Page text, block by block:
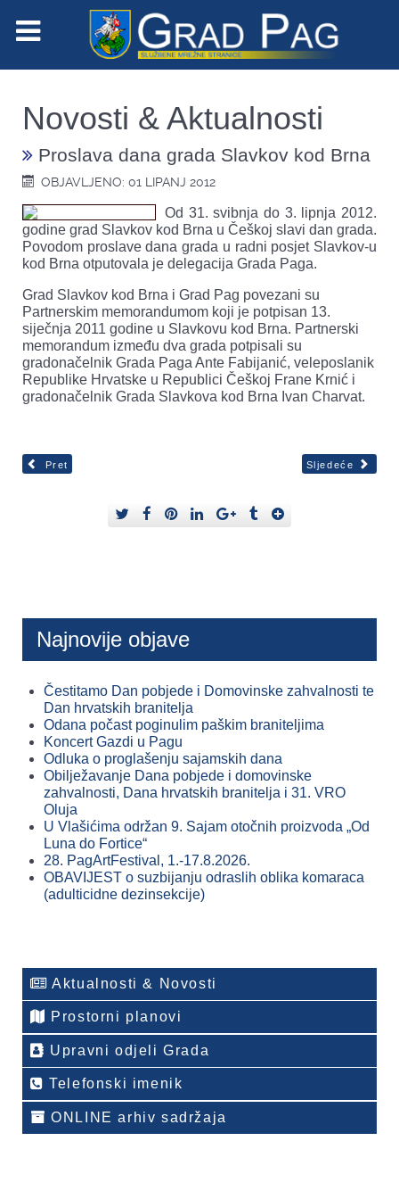
Novosti & Aktualnosti
Proslava dana grada Slavkov kod Brna
OBJAVLJENO: 01 LIPANJ 2012
Od 31. svibnja do 3. lipnja 2012.
godine grad Slavkov kod Brna u Češkoj slavi dan grada.
Povodom proslave dana grada u radni posjet Slavkov-u
kod Brna otputovala je delegacija Grada Paga.
Grad Slavkov kod Brna i Grad Pag povezani su
Partnerskim memorandumom koji je potpisan 13.
siječnja 2011 godine u Slavkovu kod Brna. Partnerski
memorandum između dva grada potpisali su
gradonačelnik Grada Paga Ante Fabijanić, veleposlanik
Republike Hrvatske u Republici Češkoj Frane Krnić i
gradonačelnik Grada Slavkova kod Brna Ivan Charvat.
Pret Sljedeće
Najnovije objave
Čestitamo Dan pobjede i Domovinske zahvalnosti te
Dan hrvatskih branitelja
Odana počast poginulim paškim braniteljima
Koncert Gazdi u Pagu
Odluka o proglašenju sajamskih dana
Obilježavanje Dana pobjede i domovinske
zahvalnosti, Dana hrvatskih branitelja i 31. VRO
Oluja
U Vlašićima održan 9. Sajam otočnih proizvoda „Od
Luna do Fortice“
28. PagArtFestival, 1.-17.8.2026.
OBAVIJEST o suzbijanju odraslih oblika komaraca
(adulticidne dezinsekcije)
Aktualnosti & Novosti
Prostorni planovi
Upravni odjeli Grada
Telefonski imenik
ONLINE arhiv sadržaja